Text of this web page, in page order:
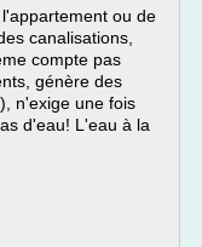
ou de
canalisations,
compte pas
génère des
n'exige une fois
d'eau! L'eau à la